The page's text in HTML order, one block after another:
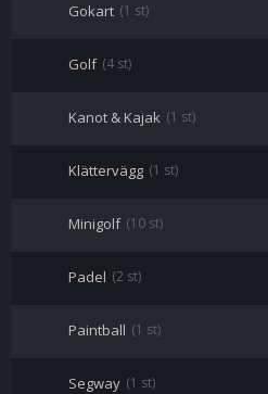
Gokart (1 st)
Golf (4 st)
Kanot & Kajak (1 st)
Klättervägg (1 st)
Minigolf (10 st)
Padel (2 st)
Paintball (1 st)
Segway (1 st)